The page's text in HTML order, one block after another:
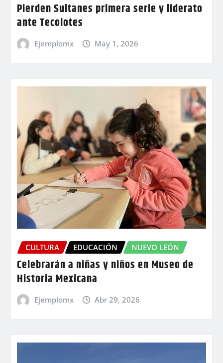
Pierden Sultanes primera serie y liderato
ante Tecolotes
Ejemplomx May 1, 2026
CULTURA EDUCACIÓN NUEVO LEÓN
Celebrarán a niñas y niños en Museo de
Historia Mexicana
Ejemplomx Abr 29, 2026